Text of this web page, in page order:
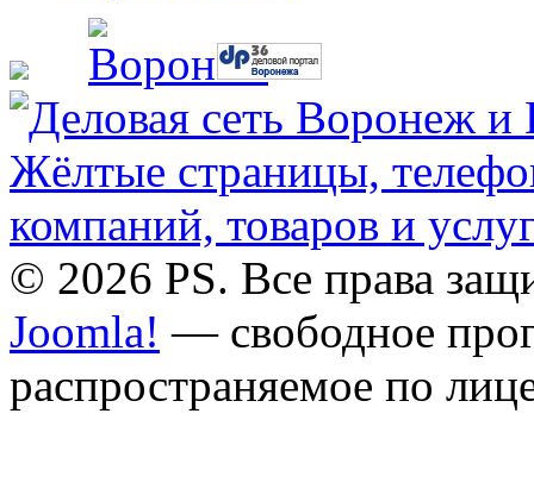
© 2026 PS. Все права
Joomla! — свободное
распространяемое по